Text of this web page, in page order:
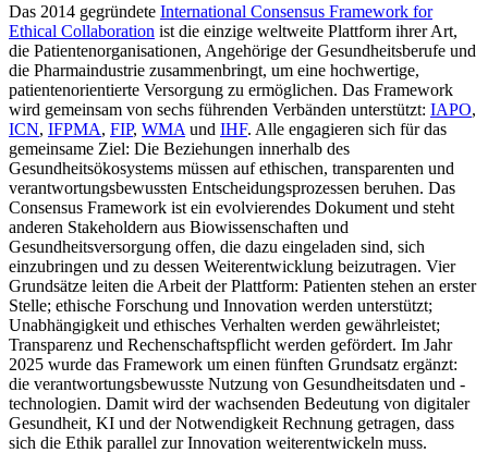
Das 2014 gegründete International Consensus Framework for
Ethical Collaboration ist die einzige weltweite Plattform ihrer Art,
die Patientenorganisationen, Angehörige der Gesundheitsberufe und
die Pharmaindustrie zusammenbringt, um eine hochwertige,
patientenorientierte Versorgung zu ermöglichen. Das Framework
wird gemeinsam von sechs führenden Verbänden unterstützt: IAPO,
ICN, IFPMA, FIP, WMA und IHF. Alle engagieren sich für das
gemeinsame Ziel: Die Beziehungen innerhalb des
Gesundheitsökosystems müssen auf ethischen, transparenten und
verantwortungsbewussten Entscheidungsprozessen beruhen. Das
Consensus Framework ist ein evolvierendes Dokument und steht
anderen Stakeholdern aus Biowissenschaften und
Gesundheitsversorgung offen, die dazu eingeladen sind, sich
einzubringen und zu dessen Weiterentwicklung beizutragen. Vier
Grundsätze leiten die Arbeit der Plattform: Patienten stehen an erster
Stelle; ethische Forschung und Innovation werden unterstützt;
Unabhängigkeit und ethisches Verhalten werden gewährleistet;
Transparenz und Rechenschaftspflicht werden gefördert. Im Jahr
2025 wurde das Framework um einen fünften Grundsatz ergänzt:
die verantwortungsbewusste Nutzung von Gesundheitsdaten und -
technologien. Damit wird der wachsenden Bedeutung von digitaler
Gesundheit, KI und der Notwendigkeit Rechnung getragen, dass
sich die Ethik parallel zur Innovation weiterentwickeln muss.